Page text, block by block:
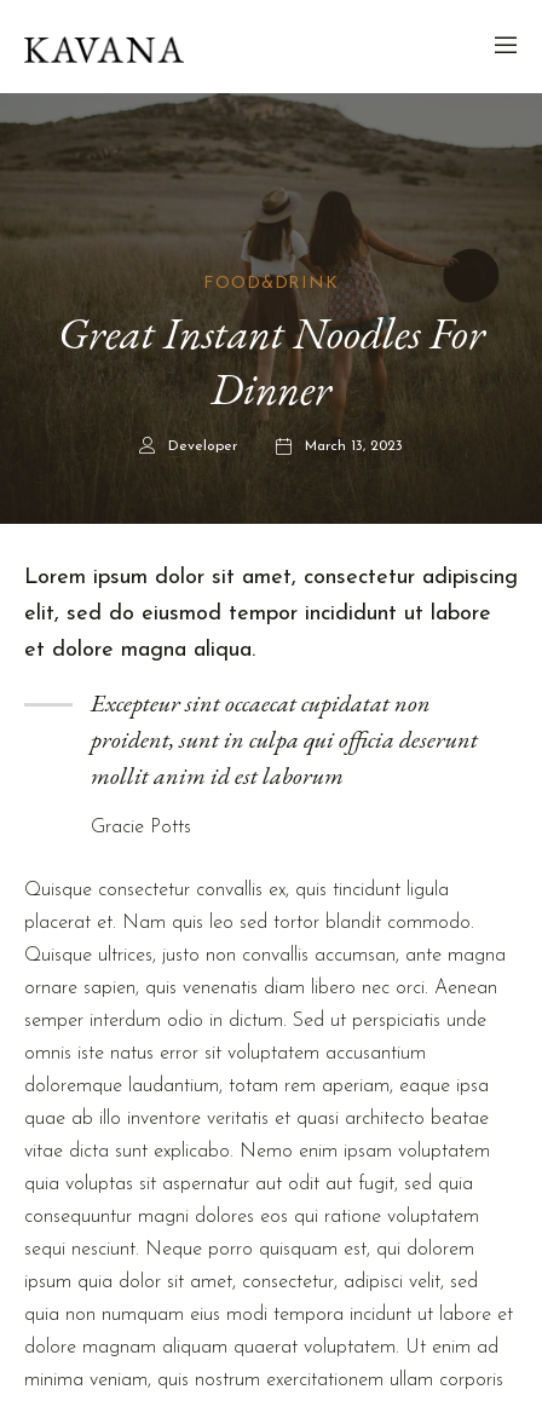
FOOD&DRINK
Great Instant Noodles For
Dinner
Developer March 13, 2023
Lorem ipsum dolor sit amet, consectetur adipiscing
elit, sed do eiusmod tempor incididunt ut labore
et dolore magna aliqua.
Excepteur sint occaecat cupidatat non
proident, sunt in culpa qui officia deserunt
mollit anim id est laborum
Gracie Potts
Quisque consectetur convallis ex, quis tincidunt ligula
placerat et. Nam quis leo sed tortor blandit commodo.
Quisque ultrices, justo non convallis accumsan, ante magna
ornare sapien, quis venenatis diam libero nec orci. Aenean
semper interdum odio in dictum. Sed ut perspiciatis unde
omnis iste natus error sit voluptatem accusantium
doloremque laudantium, totam rem aperiam, eaque ipsa
quae ab illo inventore veritatis et quasi architecto beatae
vitae dicta sunt explicabo. Nemo enim ipsam voluptatem
quia voluptas sit aspernatur aut odit aut fugit, sed quia
consequuntur magni dolores eos qui ratione voluptatem
sequi nesciunt. Neque porro quisquam est, qui dolorem
ipsum quia dolor sit amet, consectetur, adipisci velit, sed
quia non numquam eius modi tempora incidunt ut labore et
dolore magnam aliquam quaerat voluptatem. Ut enim ad
minima veniam, quis nostrum exercitationem ullam corporis